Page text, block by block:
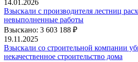
14.01.2026
Взыскали с производителя лестниц
невыполненные работы
Взыскано: 3 603 188 ₽
19.11.2025
Взыскали со строительной компании
некачественное строительство дома